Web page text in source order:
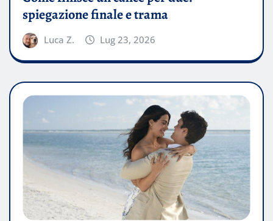
spiegazione finale e trama
Luca Z. Lug 23, 2026